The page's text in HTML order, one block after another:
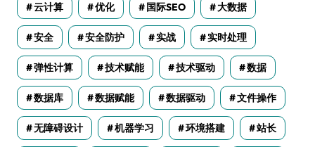
云计算 优化 国际SEO 大数据
安全 安全防护 实战 实时处理
弹性计算 技术赋能 技术驱动 数据
数据库 数据赋能 数据驱动 文件操作
无障碍设计 机器学习 环境搭建 站长